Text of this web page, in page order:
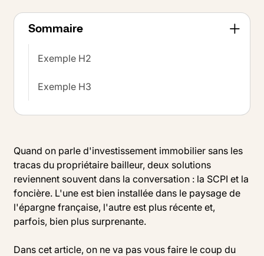
Sommaire
Exemple H2
Exemple H3
Quand on parle d'investissement immobilier sans les
tracas du propriétaire bailleur, deux solutions
reviennent souvent dans la conversation : la SCPI et la
foncière. L'une est bien installée dans le paysage de
l'épargne française, l'autre est plus récente et,
parfois, bien plus surprenante.
Dans cet article, on ne va pas vous faire le coup du